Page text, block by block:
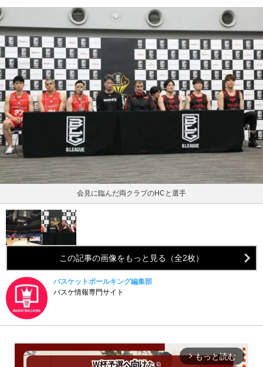
会見に臨んだ両クラブのHCと選手
この記事の画像をもっと見る（全2枚）
バスケットボールキング編集部
バスケ情報専門サイト
arrow_forward_ios もっと読む